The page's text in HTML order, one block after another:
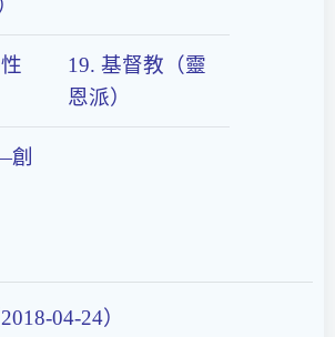
19. 基督教（靈
恩派）
創
04-24）